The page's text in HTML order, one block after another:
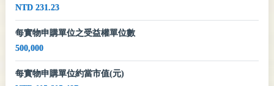
NTD 231.23
每實物申購單位之受益權單位數
500,000
每實物申購單位約當市值(元)